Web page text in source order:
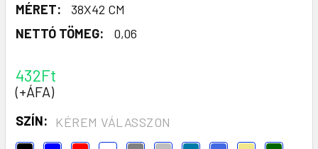
MÉRET:
38X42 CM
NETTÓ TÖMEG:
0,06
432Ft
(+ÁFA)
SZÍN: KÉREM VÁLASSZON